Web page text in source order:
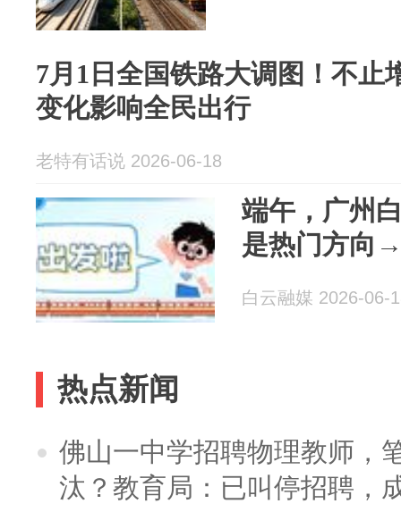
7月1日全国铁路大调图！不止
变化影响全民出行
老特有话说 2026-06-18
端午，广州
是热门方向
白云融媒 2026-06-
热点新闻
佛山一中学招聘物理教师，
汰？教育局：已叫停招聘，